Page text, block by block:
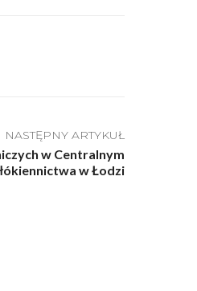
NASTĘPNY ARTYKUŁ
w Centralnym
w Łodzi